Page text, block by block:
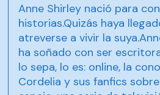
Anne Shirley nació para
historias.Quizás haya
atreverse a vivir la
ha soñado con ser
lo sepa, lo es: online, la
Cordelia y sus fanfics